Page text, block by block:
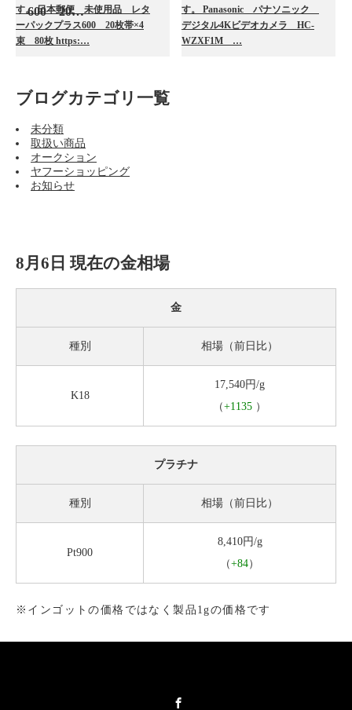
600 20…
す。 日本郵便 未使用品 レタ
ーパックプラス600 20枚帯×4
束 80枚 https:…
す。 Panasonic パナソニック
デジタル4Kビデオカメラ HC-
WZXF1M …
ブログカテゴリ一覧
未分類
取扱い商品
オークション
ヤフーショッピング
お知らせ
8月6日 現在の金相場
金
種別 相場（前日比）
K18
17,540円/g
（+1135 ）
プラチナ
種別 相場（前日比）
Pt900
8,410円/g
（+84）
※インゴットの価格ではなく製品1gの価格です